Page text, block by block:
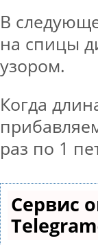
В
на спицы
узором.
Когда
раз по 1
Сервис